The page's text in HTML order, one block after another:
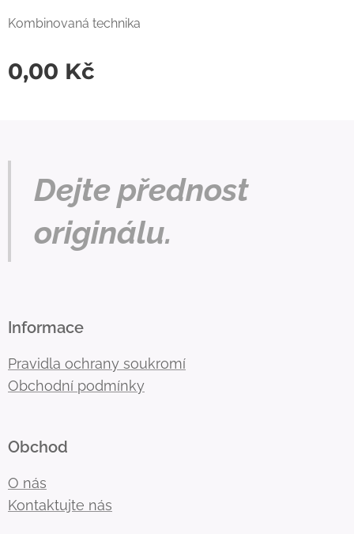
Kombinovaná technika
0,00 Kč
Dejte přednost
originálu.
Informace
Pravidla ochrany soukromí
Obchodní podmínky
Obchod
O nás
Kontaktujte nás